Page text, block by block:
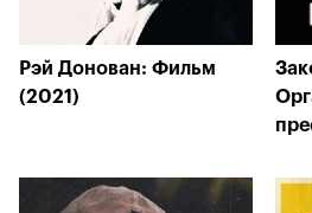
Рэй Донован: Фильм
(2021)